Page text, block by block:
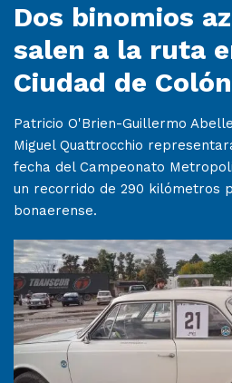
Dos binomios
salen a la ruta
Ciudad de Colón
Patricio O'Brien-Guillermo
Miguel Quattrocchio
fecha del Campeonato
un recorrido de 290 kilómetros
bonaerense.